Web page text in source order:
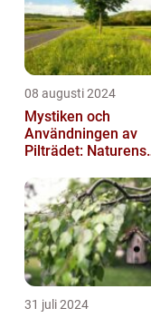
08 augusti 2024
Mystiken och
Användningen av
Pilträdet: Naturens
31 juli 2024